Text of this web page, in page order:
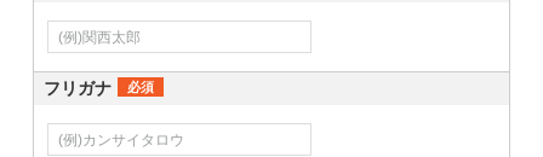
フリガナ 必須